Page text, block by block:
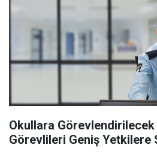
Okullara
Görevlileri Geniş Yetkilere